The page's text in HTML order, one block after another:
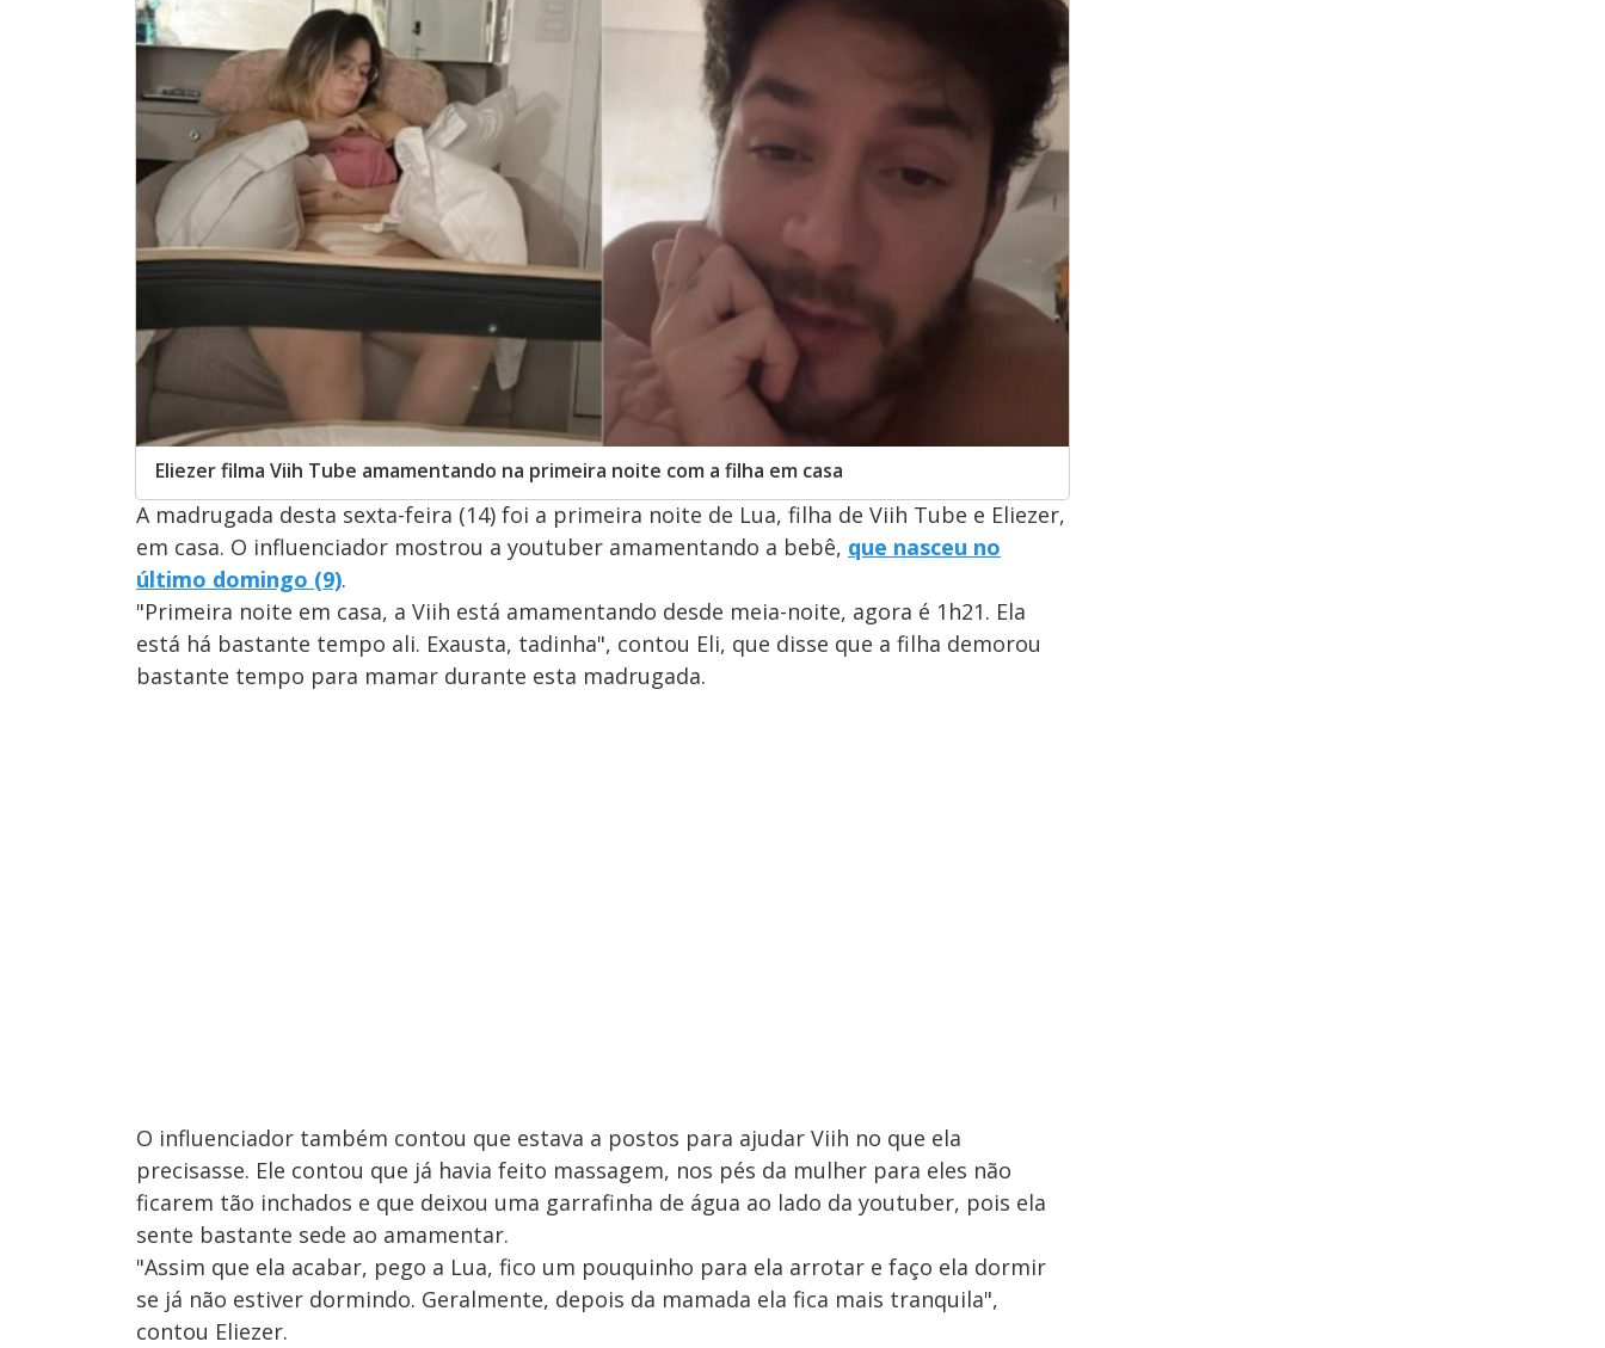
Eliezer filma Viih Tube amamentando na primeira noite com a filha em casa
A madrugada desta sexta-feira (14) foi a primeira noite de Lua, filha de Viih Tube e Eliezer,
em casa. O influenciador mostrou a youtuber amamentando a bebê, que nasceu no
último domingo (9).
"Primeira noite em casa, a Viih está amamentando desde meia-noite, agora é 1h21. Ela
está há bastante tempo ali. Exausta, tadinha", contou Eli, que disse que a filha demorou
bastante tempo para mamar durante esta madrugada.
O influenciador também contou que estava a postos para ajudar Viih no que ela
precisasse. Ele contou que já havia feito massagem, nos pés da mulher para eles não
ficarem tão inchados e que deixou uma garrafinha de água ao lado da youtuber, pois ela
sente bastante sede ao amamentar.
"Assim que ela acabar, pego a Lua, fico um pouquinho para ela arrotar e faço ela dormir
se já não estiver dormindo. Geralmente, depois da mamada ela fica mais tranquila",
contou Eliezer.